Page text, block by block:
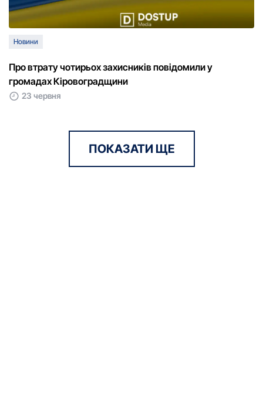
Новини
Про втрату чотирьох захисників повідомили у
громадах Кіровоградщини
23 червня
ПОКАЗАТИ ЩЕ